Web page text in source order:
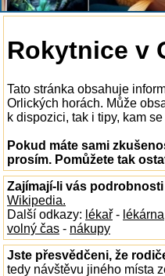
Rokytnice v
Tato stránka obsahuje
Orlických horách. Může
k dispozici, tak i tipy, kam
Pokud máte sami
prosím. Pomůžete tak
Zajímají-li vás
Wikipedia.
Další odkazy: lékař - lékárna
volný čas - nákupy
Jste přesvědčeni, že
tedy návštěvu jiného místa